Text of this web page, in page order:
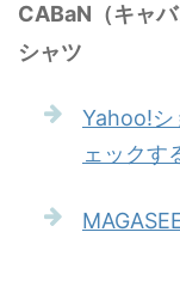
CABaN（キャ
シャツ
Yahoo!シ
ェックす